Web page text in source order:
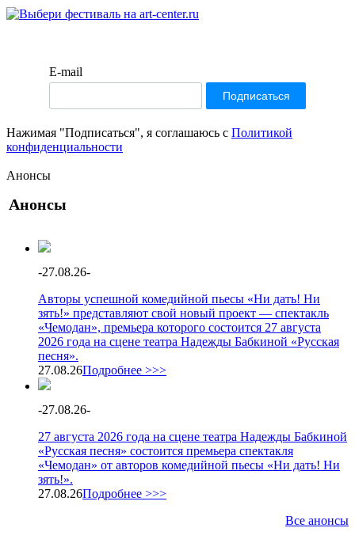
E-mail
Нажимая "Подписаться", я соглашаюсь с Политикой
конфиденциальности
Анонсы
Анонсы
-27.08.26-
Авторы успешной комедийной пьесы «Ни дать! Ни
зять!» представляют свой новый проект — спектакль
«Чемодан», премьера которого состоится 27 августа
2026 года на сцене театра Надежды Бабкиной «Русская
песня».
27.08.26Подробнее >>>
-27.08.26-
27 августа 2026 года на сцене театра Надежды Бабкиной
«Русская песня» состоится премьера спектакля
«Чемодан» от авторов комедийной пьесы «Ни дать! Ни
зять!».
27.08.26Подробнее >>>
Все анонсы